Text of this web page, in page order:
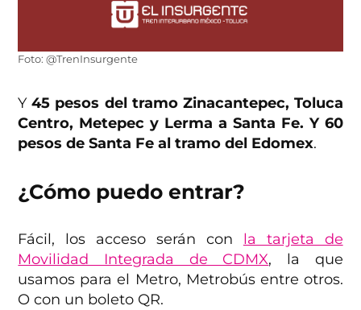
Foto: @TrenInsurgente
Y45 pesos del tramo Zinacantepec, Toluca
Centro, Metepec y Lerma a Santa Fe. Y 60
pesos de Santa Fe al tramo del Edomex.
¿Cómo puedo entrar?
Fácil, los acceso serán con la tarjeta de
Movilidad Integrada de CDMX, la que
usamos para el Metro, Metrobús entre otros.
O con un boleto QR.